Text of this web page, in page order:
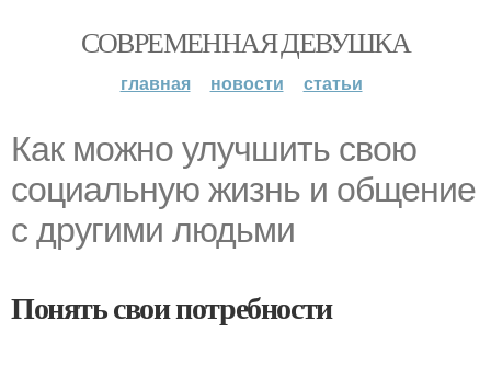
СОВРЕМЕННАЯ ДЕВУШКА
главная новости статьи
Как можно улучшить свою
социальную жизнь и общение
с другими людьми
Понять свои потребности